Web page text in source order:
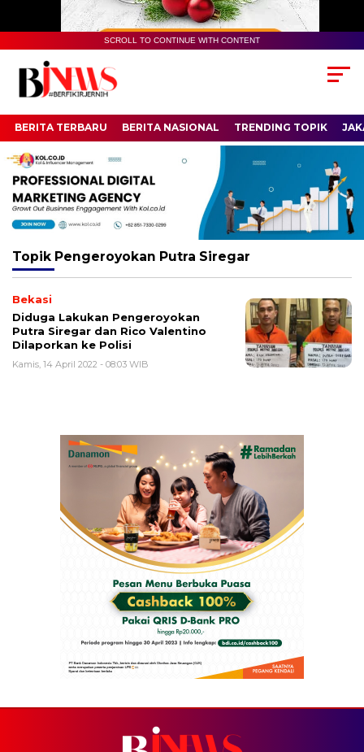
SCROLL TO CONTINUE WITH CONTENT
BERITA TERBARU BERITA NASIONAL TRENDING TOPIK
Topik Pengeroyokan Putra Siregar
Bekasi
Diduga Lakukan Pengeroyokan
Putra Siregar dan Rico Valentino
Dilaporkan ke Polisi
Kamis, 14 April 2022 - 08:03 WIB